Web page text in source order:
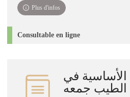
Plus d'infos
Consultable en ligne
الأساسية في
/ الطيب جمعه